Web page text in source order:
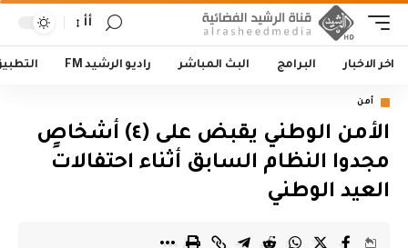
أأ
اخر الاخبار البرامج البث المباشر راديو الرشيد FM
أمن
الأمن الوطني يقبض على (٤) أشخاصٍ
مجدوا النظام السابق أثناء احتفالات
العيد الوطني